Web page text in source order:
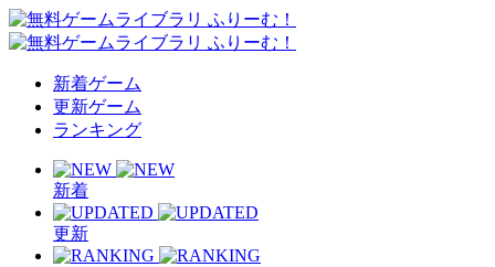
新着ゲーム
更新ゲーム
ランキング
新着
更新